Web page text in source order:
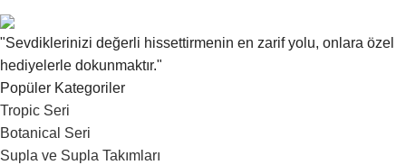
"Sevdiklerinizi değerli hissettirmenin en zarif yolu, onlara özel
hediyelerle dokunmaktır."
Popüler Kategoriler
Tropic Seri
Botanical Seri
Supla ve Supla Takımları